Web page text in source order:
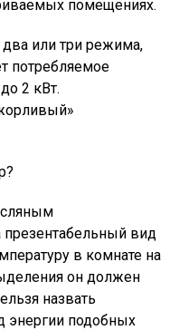
помещениях.
или три режима,
потребляемое
2 кВт.
вид
в комнате на
он должен
назвать
энергии подобных